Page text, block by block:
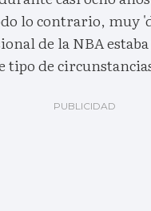
lo contrario, muy
de la NBA
tipo de